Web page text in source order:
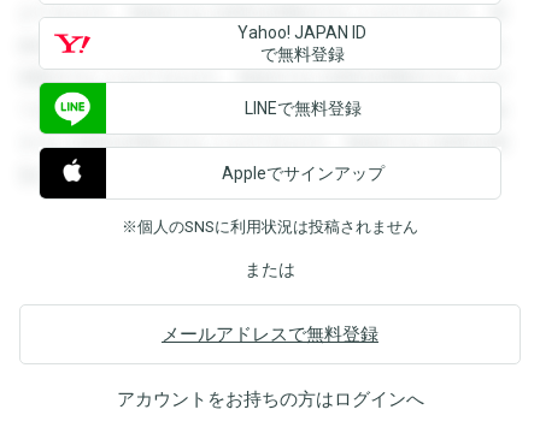
ができます。登録すると回答を閲覧することができます。登
録すると回答を閲覧することができます。登録すると回答を
閲覧することができます。登録すると回答を閲覧することが
できます。登録すると回答を閲覧することができます。登録
すると回答を閲覧することができます。登録すると回答を閲
覧することができます。
Yahoo! JAPAN ID
で無料登録
LINEで無料登録
Appleでサインアップ
※個人のSNSに利用状況は投稿されません
または
メールアドレスで無料登録
アカウントをお持ちの方はログインへ